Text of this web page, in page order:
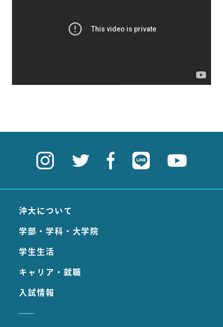
沖大について
学部・学科・大学院
学生生活
キャリア・就職
入試情報